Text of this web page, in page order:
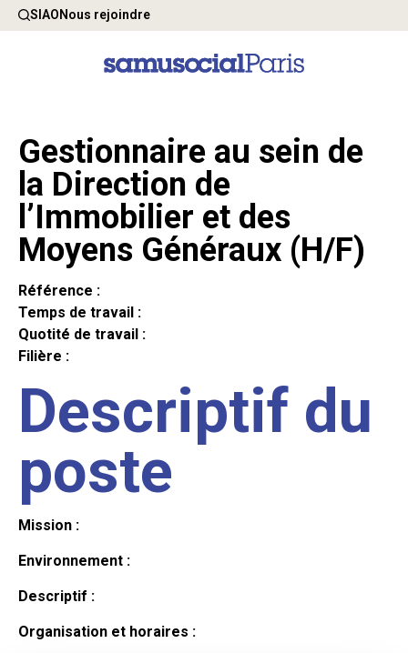
SIAONous rejoindre
Gestionnaire au sein de
la Direction de
l’Immobilier et des
Moyens Généraux (H/F)
Référence :
Temps de travail :
Quotité de travail :
Filière :
Descriptif du
poste
Mission :
Environnement :
Descriptif :
Organisation et horaires :